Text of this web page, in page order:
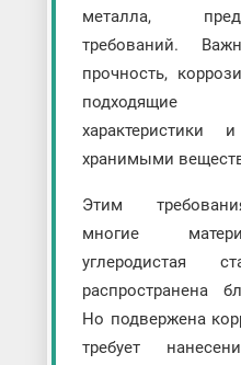
металла,
требований.
прочность,
подходящие
характеристики
хранимыми
Этим
многие
углеродистая
распространена
Но подвержена
требует